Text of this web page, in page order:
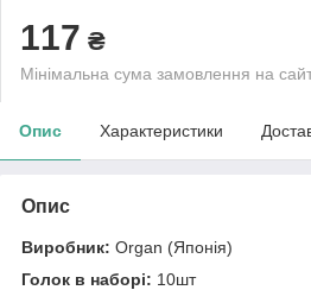
117 ₴
Мінімальна сума замовлення на
Опис Характеристики
Опис
Виробник: Organ (Японія)
Голок в наборі: 10шт